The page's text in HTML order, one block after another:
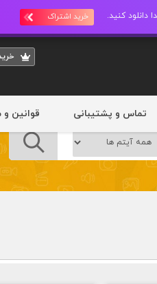
خرید اشتراک
تماس و پشتیبانی قوانین و